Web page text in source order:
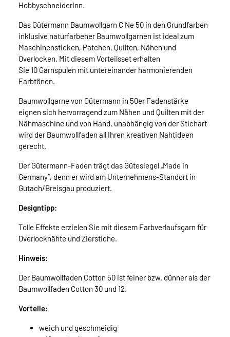
HobbyschneiderInn.
Das Gütermann Baumwollgarn C Ne 50 in den Grundfarben
inklusive naturfarbener Baumwollgarnen ist ideal zum
Maschinensticken, Patchen, Quilten, Nähen und
Overlocken. Mit diesem Vorteilsset erhalten
Sie 10 Garnspulen mit untereinander harmonierenden
Farbtönen.
Baumwollgarne von Gütermann in 50er Fadenstärke
eignen sich hervorragend zum Nähen und Quilten mit der
Nähmaschine und von Hand, unabhängig von der Stichart
wird der Baumwollfaden all Ihren kreativen Nahtideen
gerecht.
Der Gütermann-Faden trägt das Gütesiegel „Made in
Germany“, denn er wird am Unternehmens-Standort in
Gutach/Breisgau produziert.
Designtipp:
Tolle Effekte erzielen Sie mit diesem Farbverlaufsgarn für
Overlocknähte und Zierstiche.
Hinweis:
Der Baumwollfaden Cotton 50 ist feiner bzw. dünner als der
Baumwollfaden Cotton 30 und 12.
Vorteile:
weich und geschmeidig